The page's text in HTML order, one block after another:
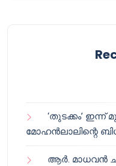
‘തുടക്കം’ ഇന്ന്
മോഹൻലാലിന്റെ
ആർ. മാധവൻ